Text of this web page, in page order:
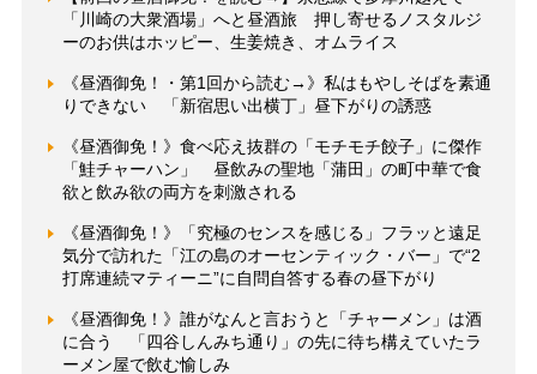
「川崎の大衆酒場」へと昼酒旅 押し寄せるノスタルジ
ーのお供はホッピー、生姜焼き、オムライス
《昼酒御免！・第1回から読む→》私はもやしそばを素通
りできない 「新宿思い出横丁」昼下がりの誘惑
《昼酒御免！》食べ応え抜群の「モチモチ餃子」に傑作
「鮭チャーハン」 昼飲みの聖地「蒲田」の町中華で食
欲と飲み欲の両方を刺激される
《昼酒御免！》「究極のセンスを感じる」フラッと遠足
気分で訪れた「江の島のオーセンティック・バー」で“2
打席連続マティーニ”に自問自答する春の昼下がり
《昼酒御免！》誰がなんと言おうと「チャーメン」は酒
に合う 「四谷しんみち通り」の先に待ち構えていたラ
ーメン屋で飲む愉しみ